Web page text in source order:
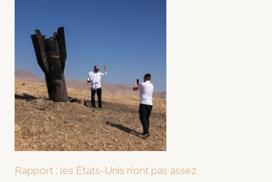
Rapport : les États-Unis n’ont pas assez